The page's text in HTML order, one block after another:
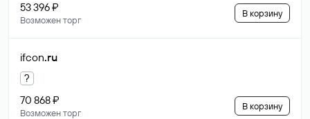
53 396 ₽
Возможен торг
В корзину
ifcon.ru
?
70 868 ₽
Возможен торг
В корзину